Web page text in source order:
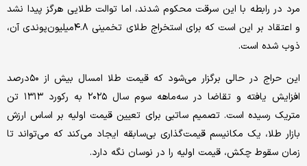
مرد در رابطه با این سرقت محکوم شدند، اما توالت طلایی هرگز پیدا نشد
و اعتقاد بر این است که برای استخراج طلای تخمینی ۴.۸‌میلیون‌پوندی آن،
ذوب شده است.
این حراج در حالی برگزار می‌شود که قیمت طلا امسال بیش از ۵۰درصد
افزایش یافته و تقاضا در سه‌ماهه سوم سال ۲۰۲۵ به رکورد ۱۳۱۳ تن
متریک رسیده است. تصمیم ساتبی برای تعیین قیمت اولیه بر اساس ارزش
بازار طلا، یک مکانیسم قیمت‌گذاری بی‌سابقه ایجاد می‌کند که می‌تواند تا
زمان سقوط چکش، قیمت اولیه را در نوسان نگه دارد.